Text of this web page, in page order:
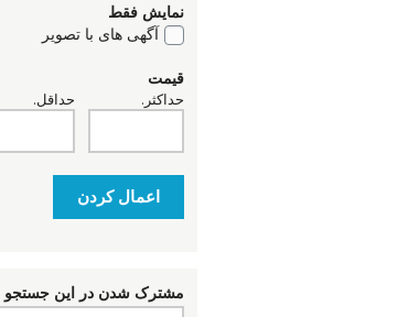
نمایش فقط
آگهی های با تصویر
قیمت
حداقل. حداکثر.
اعمال کردن
مشترک شدن در این جستجو